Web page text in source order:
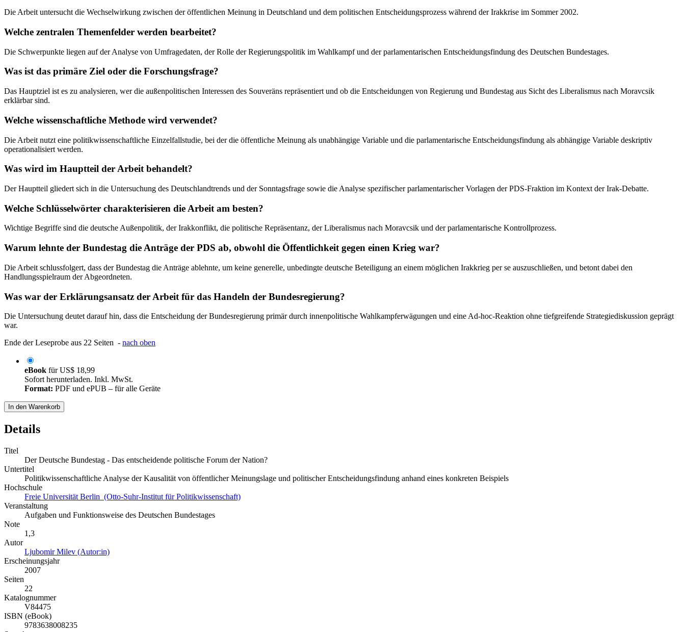
Die Arbeit untersucht die Wechselwirkung zwischen der öffentlichen Meinung in Deutschland und dem politischen Entscheidungsprozess während der Irakkrise im Sommer 2002.
Welche zentralen Themenfelder werden bearbeitet?
Die Schwerpunkte liegen auf der Analyse von Umfragedaten, der Rolle der Regierungspolitik im Wahlkampf und der parlamentarischen Entscheidungsfindung des Deutschen Bundestages.
Was ist das primäre Ziel oder die Forschungsfrage?
Das Hauptziel ist es zu analysieren, wer die außenpolitischen Interessen des Souveräns repräsentiert und ob die Entscheidungen von Regierung und Bundestag aus Sicht des Liberalismus nach Moravcsik
erklärbar sind.
Welche wissenschaftliche Methode wird verwendet?
Die Arbeit nutzt eine politikwissenschaftliche Einzelfallstudie, bei der die öffentliche Meinung als unabhängige Variable und die parlamentarische Entscheidungsfindung als abhängige Variable deskriptiv
operationalisiert werden.
Was wird im Hauptteil der Arbeit behandelt?
Der Hauptteil gliedert sich in die Untersuchung des Deutschlandtrends und der Sonntagsfrage sowie die Analyse spezifischer parlamentarischer Vorlagen der PDS-Fraktion im Kontext der Irak-Debatte.
Welche Schlüsselwörter charakterisieren die Arbeit am besten?
Wichtige Begriffe sind die deutsche Außenpolitik, der Irakkonflikt, die politische Repräsentanz, der Liberalismus nach Moravcsik und der parlamentarische Kontrollprozess.
Warum lehnte der Bundestag die Anträge der PDS ab, obwohl die Öffentlichkeit gegen einen Krieg war?
Die Arbeit schlussfolgert, dass der Bundestag die Anträge ablehnte, um keine generelle, unbedingte deutsche Beteiligung an einem möglichen Irakkrieg per se auszuschließen, und betont dabei den
Handlungsspielraum der Abgeordneten.
Was war der Erklärungsansatz der Arbeit für das Handeln der Bundesregierung?
Die Untersuchung deutet darauf hin, dass die Entscheidung der Bundesregierung primär durch innenpolitische Wahlkampferwägungen und eine Ad-hoc-Reaktion ohne tiefgreifende Strategiediskussion geprägt
war.
Ende der Leseprobe aus 22 Seiten - nach oben
eBook fürUS$ 18,99
Sofort herunterladen. Inkl. MwSt.
Format: PDF und ePUB – für alle Geräte
In den Warenkorb
Details
Titel
Der Deutsche Bundestag - Das entscheidende politische Forum der Nation?
Untertitel
Politikwissenschaftliche Analyse der Kausalität von öffentlicher Meinungslage und politischer Entscheidungsfindung anhand eines konkreten Beispiels
Hochschule
Freie Universität Berlin (Otto-Suhr-Institut für Politikwissenschaft)
Veranstaltung
Aufgaben und Funktionsweise des Deutschen Bundestages
Note
1,3
Autor
Ljubomir Milev (Autor:in)
Erscheinungsjahr
2007
Seiten
22
Katalognummer
V84475
ISBN (eBook)
9783638008235